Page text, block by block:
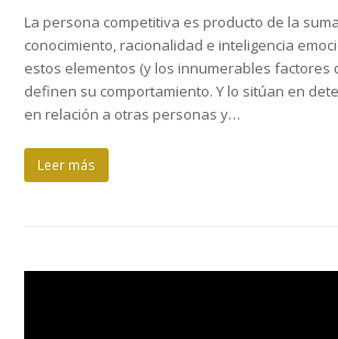
La persona competitiva es producto de la
conocimiento, racionalidad e inteligencia
estos elementos (y los innumerables factores
definen su comportamiento. Y lo sitúan en
en relación a otras personas y…
Leer más